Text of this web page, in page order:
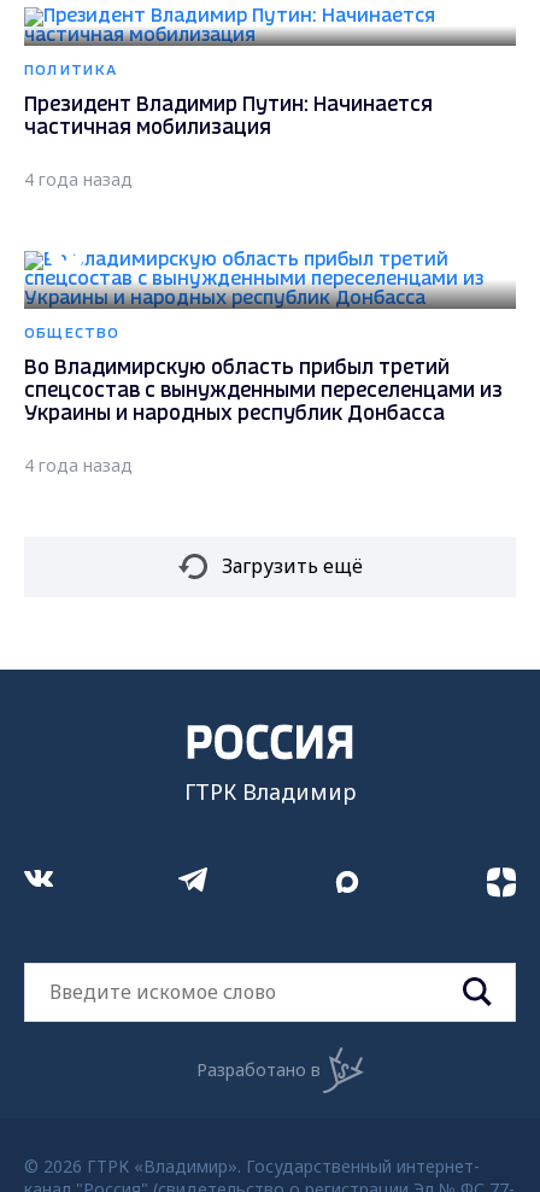
ПОЛИТИКА
Президент Владимир Путин: Начинается
частичная мобилизация
4 года назад
ОБЩЕСТВО
Во Владимирскую область прибыл третий
спецсостав с вынужденными переселенцами из
Украины и народных республик Донбасса
4 года назад
Загрузить ещё
ГТРК Владимир
Разработано в
© 2026 ГТРК «Владимир». Государственный интернет-